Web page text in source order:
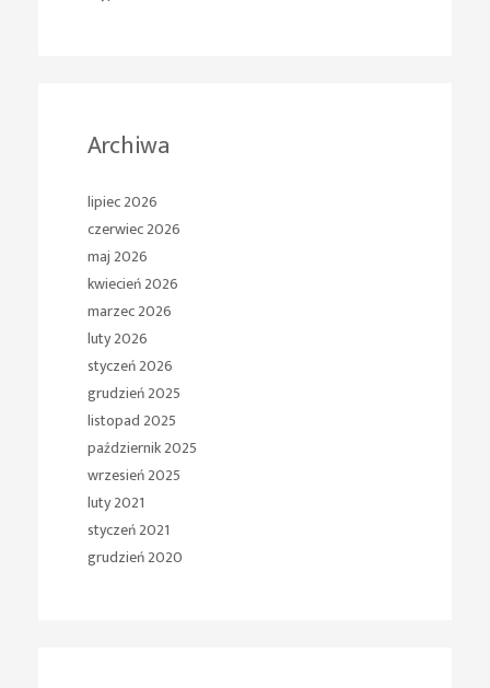
Archiwa
lipiec 2026
czerwiec 2026
maj 2026
kwiecień 2026
marzec 2026
luty 2026
styczeń 2026
grudzień 2025
listopad 2025
październik 2025
wrzesień 2025
luty 2021
styczeń 2021
grudzień 2020